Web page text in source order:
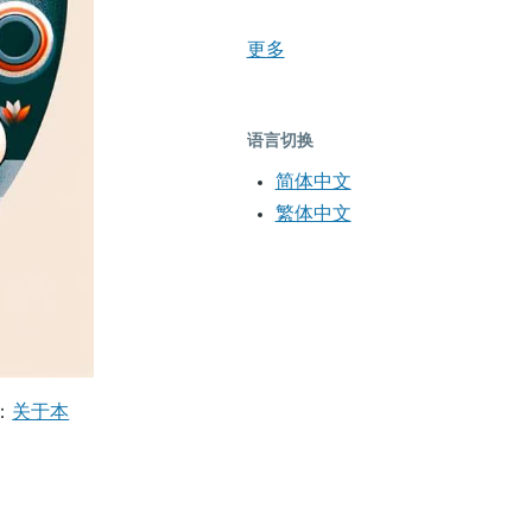
关于本
更多
语言切换
简体中文
繁体中文